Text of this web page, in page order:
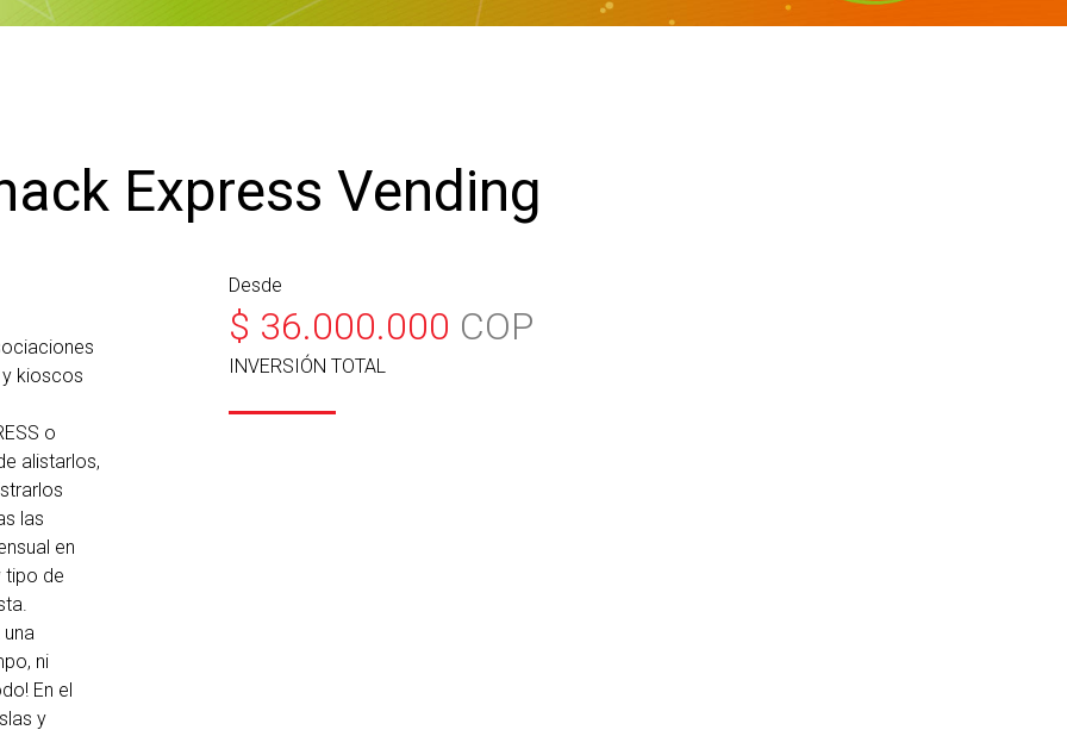
Express Vending
kioscos
o
alistarlos,
las
en
tipo de
ni
En el
y
Desde
$ 36.000.000 COP
INVERSIÓN TOTAL